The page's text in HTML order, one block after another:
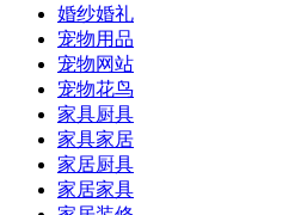
婚纱婚礼
宠物用品
宠物网站
宠物花鸟
家具厨具
家具家居
家居厨具
家居家具